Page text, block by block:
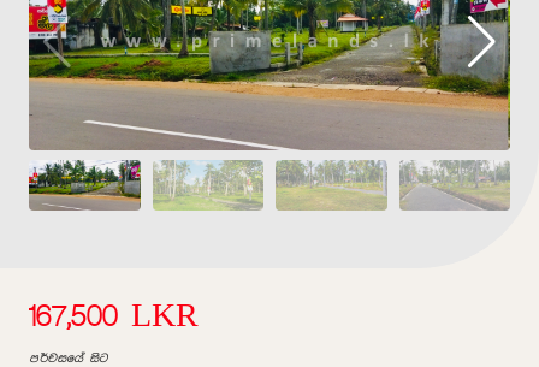
167,500 LKR
පර්චසයේ සිට